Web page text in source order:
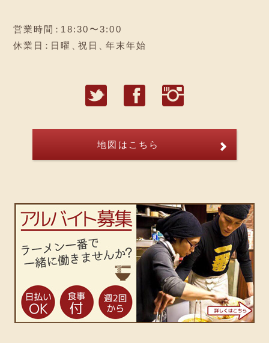
営業時間 ：18:30〜3:00
休業日 ：日曜 、祝日 、年末年始
T F I
地図はこちら